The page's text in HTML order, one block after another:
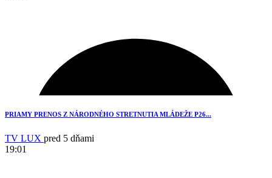
PRIAMY PRENOS Z NÁRODNÉHO STRETNUTIA MLÁDEŽE P26...
TV LUX pred 5 dňami
19:01